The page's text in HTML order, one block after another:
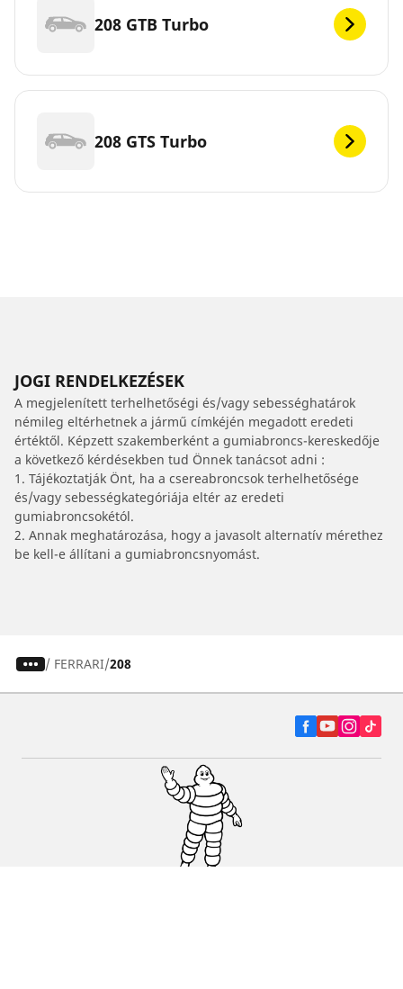
208 GTB Turbo
208 GTS Turbo
JOGI RENDELKEZÉSEK
A megjelenített terhelhetőségi és/vagy sebességhatárok
némileg eltérhetnek a jármű címkéjén megadott eredeti
értéktől. Képzett szakemberként a gumiabroncs-kereskedője
a következő kérdésekben tud Önnek tanácsot adni :
1. Tájékoztatják Önt, ha a csereabroncsok terhelhetősége
és/vagy sebességkategóriája eltér az eredeti
gumiabroncsokétól.
2. Annak meghatározása, hogy a javasolt alternatív mérethez
be kell-e állítani a gumiabroncsnyomást.
/ FERRARI 208